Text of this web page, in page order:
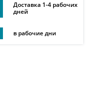
Доставка 1-4 рабочих
дней
в рабочие дни